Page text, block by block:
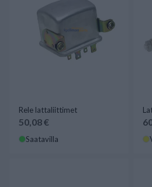
Rele lattaliittimet
50,08 €
Saatavilla